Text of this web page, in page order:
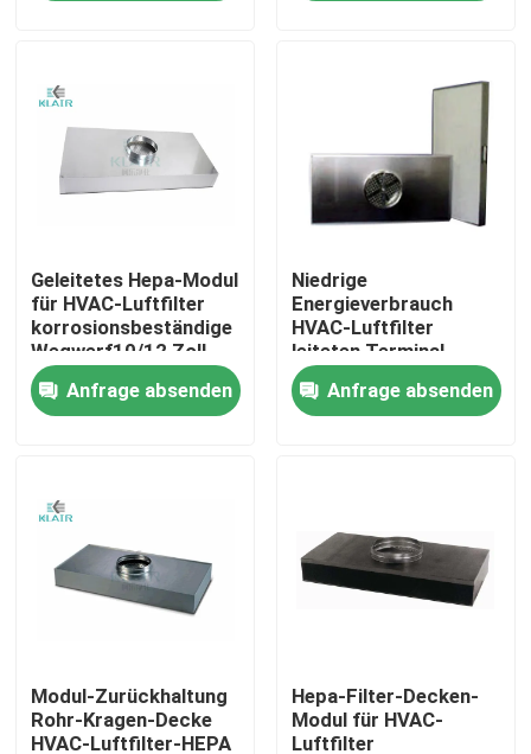
Produkte
Fabrik-Ausflug
Qualitätskontrolle
Fordern Sie ein Zitat
Taschenluftfilter
hepa Luftfilter
Geleitetes Hepa-Modul
für HVAC-Luftfilter
korrosionsbeständige
Wegwerf10/12 Zoll
Anfrage absenden
Niedrige
Energieverbrauch
HVAC-Luftfilter
leiteten Terminal-
Hepa-Modul
Anfrage absenden
Modul-Zurückhaltung
Rohr-Kragen-Decke
HVAC-Luftfilter-HEPA
Hepa-Filter-Decken-
Modul für HVAC-
Luftfilter